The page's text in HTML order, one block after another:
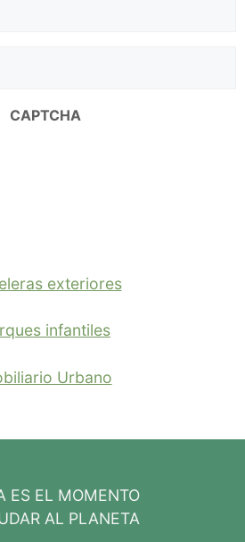
CAPTCHA
exteriores
infantiles
Urbano
ES EL MOMENTO
AL PLANETA